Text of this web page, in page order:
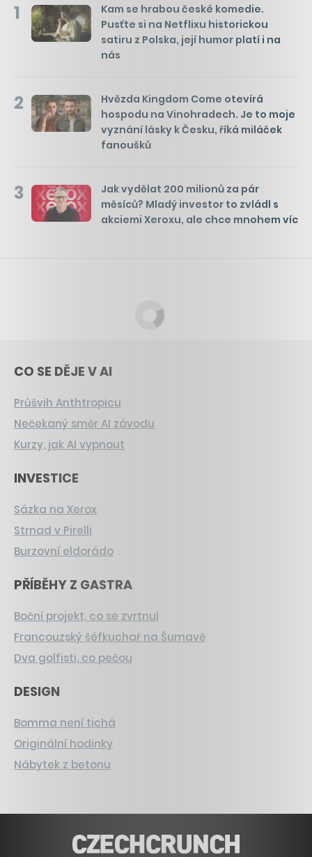
1
Kam se hrabou české komedie.
Pusťte si na Netflixu historickou
satiru z Polska, její humor platí i na
nás
2
Hvězda Kingdom Come otevírá
hospodu na Vinohradech. Je to moje
vyznání lásky k Česku, říká miláček
fanoušků
3
Jak vydělat 200 milionů za pár
měsíců? Mladý investor to zvládl s
akciemi Xeroxu, ale chce mnohem víc
CO SE DĚJE V AI
Průšvih Anthtropicu
Nečekaný směr AI závodu
Kurzy, jak AI vypnout
INVESTICE
Sázka na Xerox
Strnad v Pirelli
Burzovní eldorádo
PŘÍBĚHY Z GASTRA
Boční projekt, co se zvrtnul
Francouzský šéfkuchař na Šumavě
Dva golfisti, co pečou
DESIGN
Bomma není tichá
Originální hodinky
Nábytek z betonu